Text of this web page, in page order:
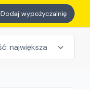
Dodaj wypożyczalnię